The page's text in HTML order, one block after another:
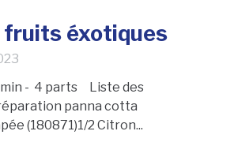
fruits éxotiques
min - 4 parts Liste des
panna cotta
(180871)1/2 Citron...